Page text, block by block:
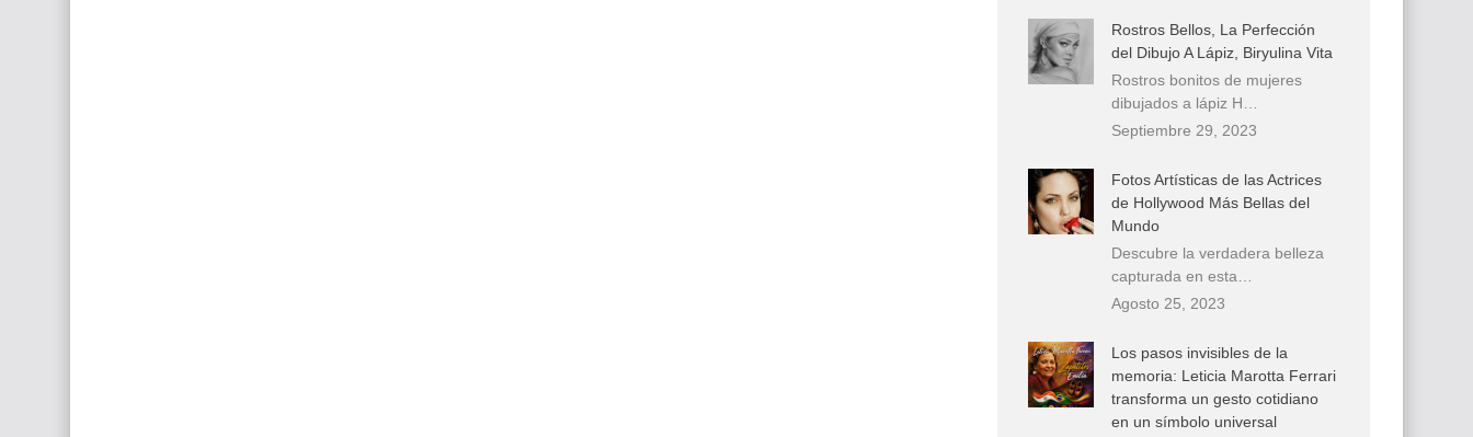
Rostros Bellos, La Perfección
del Dibujo A Lápiz, Biryulina Vita
Rostros bonitos de mujeres
dibujados a lápiz H…
Septiembre 29, 2023
Fotos Artísticas de las Actrices
de Hollywood Más Bellas del
Mundo
Descubre la verdadera belleza
capturada en esta…
Agosto 25, 2023
Los pasos invisibles de la
memoria: Leticia Marotta Ferrari
transforma un gesto cotidiano
en un símbolo universal